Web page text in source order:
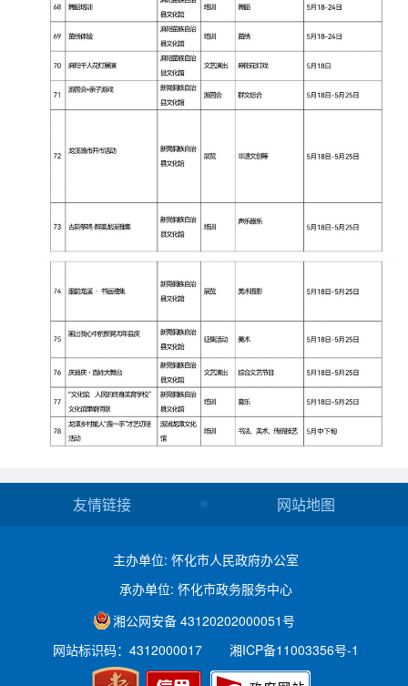
友情链接 网站地图
主办单位: 怀化市人民政府办公室
承办单位: 怀化市政务服务中心
湘公网安备 43120202000051号
网站标识码：4312000017
湘ICP备11003356号-1